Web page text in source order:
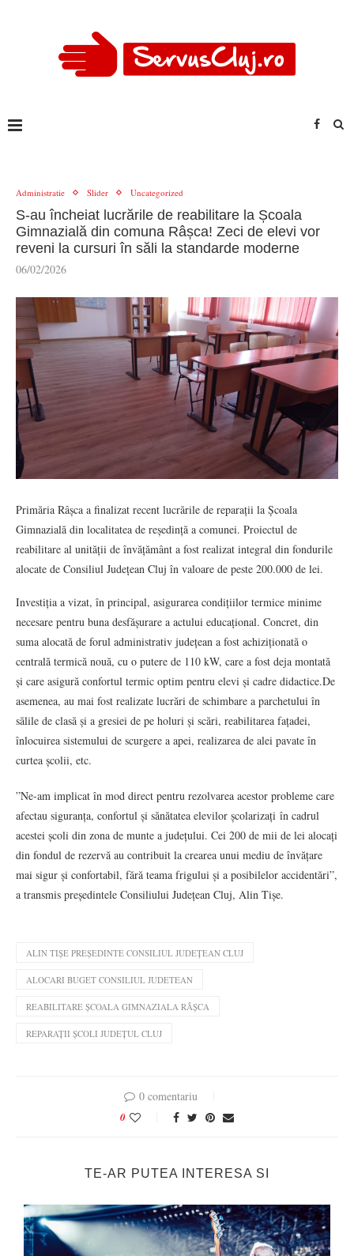
Administratie Slider Uncategorized
S-au încheiat lucrările de reabilitare la Școala
Gimnazială din comuna Râșca! Zeci de elevi vor
reveni la cursuri în săli la standarde moderne
06/02/2026
Primăria Râșca a finalizat recent lucrările de reparații la Școala
Gimnazială din localitatea de reședință a comunei. Proiectul de
reabilitare al unității de învățământ a fost realizat integral din fondurile
alocate de Consiliul Județean Cluj în valoare de peste 200.000 de lei.
Investiția a vizat, în principal, asigurarea condițiilor termice minime
necesare pentru buna desfășurare a actului educațional. Concret, din
suma alocată de forul administrativ județean a fost achiziționată o
centrală termică nouă, cu o putere de 110 kW, care a fost deja montată
și care asigură confortul termic optim pentru elevi și cadre didactice.De
asemenea, au mai fost realizate lucrări de schimbare a parchetului în
sălile de clasă și a gresiei de pe holuri și scări, reabilitarea fațadei,
înlocuirea sistemului de scurgere a apei, realizarea de alei pavate în
curtea școlii, etc.
”Ne-am implicat în mod direct pentru rezolvarea acestor probleme care
afectau siguranța, confortul și sănătatea elevilor școlarizați în cadrul
acestei școli din zona de munte a județului. Cei 200 de mii de lei alocați
din fondul de rezervă au contribuit la crearea unui mediu de învățare
mai sigur și confortabil, fără teama frigului și a posibilelor accidentări”,
a transmis președintele Consiliului Județean Cluj, Alin Tișe.
ALIN TIȘE PREȘEDINTE CONSILIUL JUDEȚEAN CLUJ
ALOCARI BUGET CONSILIUL JUDETEAN
REABILITARE ȘCOALA GIMNAZIALA RÂȘCA
REPARAȚII ȘCOLI JUDEȚUL CLUJ
0 comentariu
0
TE-AR PUTEA INTERESA SI